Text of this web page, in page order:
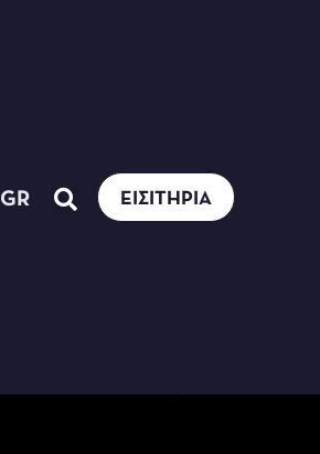
GR ΕΙΣΙΤΉΡΙΑ